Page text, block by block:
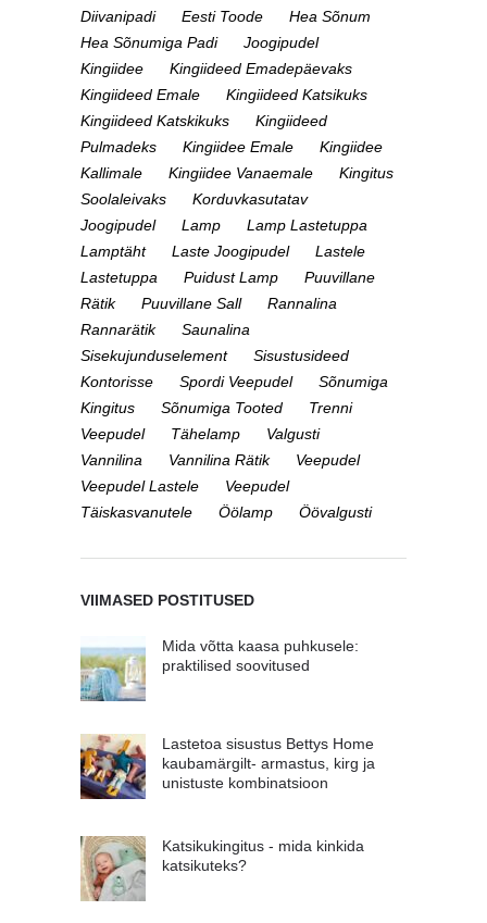
Diivanipadi
Eesti Toode
Hea Sõnum
Hea Sõnumiga Padi
Joogipudel
Kingiidee
Kingiideed Emadepäevaks
Kingiideed Emale
Kingiideed Katsikuks
Kingiideed Katskikuks
Kingiideed
Pulmadeks
Kingiidee Emale
Kingiidee
Kallimale
Kingiidee Vanaemale
Kingitus
Soolaleivaks
Korduvkasutatav
Joogipudel
Lamp
Lamp Lastetuppa
Lamptäht
Laste Joogipudel
Lastele
Lastetuppa
Puidust Lamp
Puuvillane
Rätik
Puuvillane Sall
Rannalina
Rannarätik
Saunalina
Sisekujunduselement
Sisustusideed
Kontorisse
Spordi Veepudel
Sõnumiga
Kingitus
Sõnumiga Tooted
Trenni
Veepudel
Tähelamp
Valgusti
Vannilina
Vannilina Rätik
Veepudel
Veepudel Lastele
Veepudel
Täiskasvanutele
Öölamp Öövalgusti
VIIMASED POSTITUSED
Mida võtta kaasa puhkusele:
praktilised soovitused
Lastetoa sisustus Bettys Home
kaubamärgilt- armastus, kirg ja
unistuste kombinatsioon
Katsikukingitus - mida kinkida
katsikuteks?